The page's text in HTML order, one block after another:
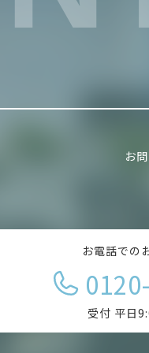
お
お電話での
受付 平日